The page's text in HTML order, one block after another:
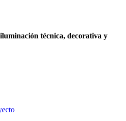
iluminación técnica, decorativa y